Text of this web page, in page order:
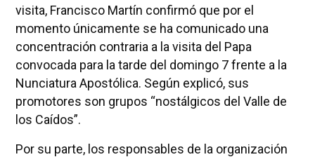
visita, Francisco Martín confirmó que por el
momento únicamente se ha comunicado una
concentración contraria a la visita del Papa
convocada para la tarde del domingo 7 frente a la
Nunciatura Apostólica. Según explicó, sus
promotores son grupos “nostálgicos del Valle de
los Caídos”.
Por su parte, los responsables de la organización